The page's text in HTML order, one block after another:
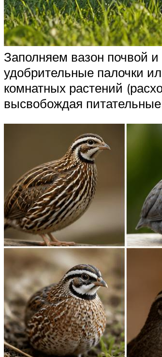
Заполняем вазон почвой
удобрительные палочки
комнатных растений
высвобождая